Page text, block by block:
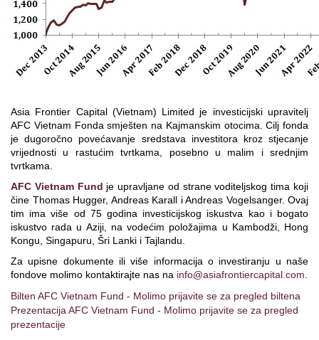
Asia Frontier Capital (Vietnam) Limited je investicijski upravitelj
AFC Vietnam Fonda smješten na Kajmanskim otocima. Cilj fonda
je dugoročno povećavanje sredstava investitora kroz stjecanje
vrijednosti u rastućim tvrtkama, posebno u malim i srednjim
tvrtkama.
AFC Vietnam Fund je upravljane od strane voditeljskog tima koji
čine Thomas Hugger, Andreas Karall i Andreas Vogelsanger. Ovaj
tim ima više od 75 godina investicijskog iskustva kao i bogato
iskustvo rada u Aziji, na vodećim položajima u Kambodži, Hong
Kongu, Singapuru, Šri Lanki i Tajlandu.
Za upisne dokumente ili više informacija o investiranju u naše
fondove molimo kontaktirajte nas na info@asiafrontiercapital.com
Bilten AFC Vietnam Fund - Molimo prijavite se za pregled biltena
Prezentacija AFC Vietnam Fund - Molimo prijavite se za pregled
prezentacije